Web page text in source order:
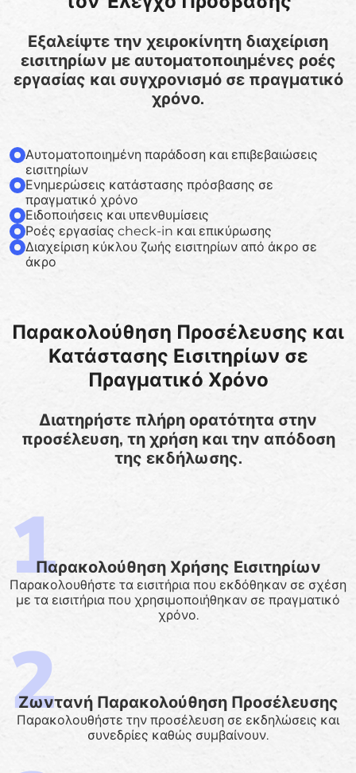
Εξαλείψτε την χειροκίνητη διαχείριση
εισιτηρίων με αυτοματοποιημένες ροές
εργασίας και συγχρονισμό σε πραγματικό
χρόνο.
Αυτοματοποιημένη παράδοση και επιβεβαιώσεις
εισιτηρίων
Ενημερώσεις κατάστασης πρόσβασης σε
πραγματικό χρόνο
Ειδοποιήσεις και υπενθυμίσεις
Ροές εργασίας check-in και επικύρωσης
Διαχείριση κύκλου ζωής εισιτηρίων από άκρο σε
άκρο
Παρακολούθηση Προσέλευσης και
Κατάστασης Εισιτηρίων σε
Πραγματικό Χρόνο
Διατηρήστε πλήρη ορατότητα στην
προσέλευση, τη χρήση και την απόδοση
της εκδήλωσης.
Παρακολούθηση Χρήσης Εισιτηρίων
Παρακολουθήστε τα εισιτήρια που εκδόθηκαν σε σχέση
με τα εισιτήρια που χρησιμοποιήθηκαν σε πραγματικό
χρόνο.
Ζωντανή Παρακολούθηση Προσέλευσης
Παρακολουθήστε την προσέλευση σε εκδηλώσεις και
συνεδρίες καθώς συμβαίνουν.